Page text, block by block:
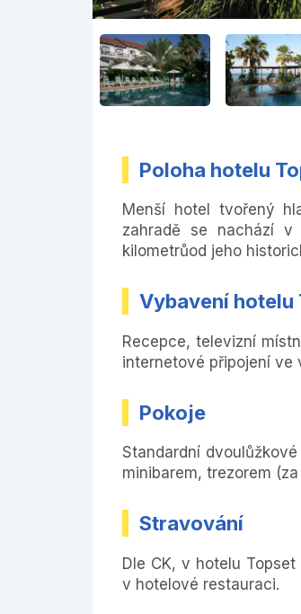
Poloha hotelu
Menší hotel tvořený
zahradě se nachází v
kilometrůod jeho
Vybavení hotelu
Recepce, televizní
internetové připojení ve
Pokoje
Standardní
minibarem, trezorem
Stravování
Dle CK, v hotelu
v hotelové restauraci.